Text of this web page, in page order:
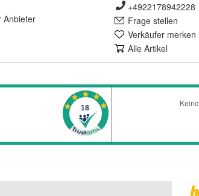
Anbieter
+4922178942228
Frage stellen
Verkäufer merken
Alle Artikel